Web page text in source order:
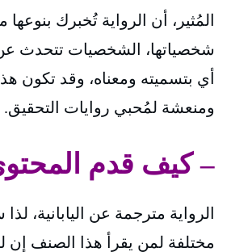
المُثير، أن الرواية تُخبرك
شخصياتها، الشخصيات تتحدث
أي بتسميته ومعناه، وقد تكون
ومنعشة لمُحبي روايات التحقيق.
– كيف قدم
الرواية مترجمة عن اليابانية،
مختلفة لمن يقرأ هذا الصنف إن